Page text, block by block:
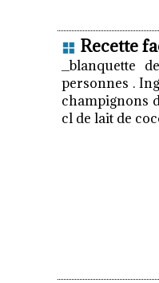
Recette
_blanquette
personnes .
champignons
cl de lait de